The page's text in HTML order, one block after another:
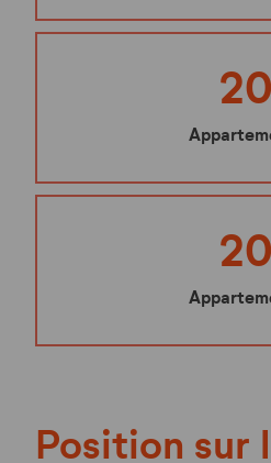
20
20
Position sur